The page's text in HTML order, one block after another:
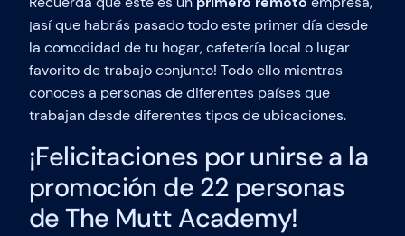
¡así que habrás pasado todo este primer día desde
la comodidad de tu hogar, cafetería local o lugar
favorito de trabajo conjunto! Todo ello mientras
conoces a personas de diferentes países que
trabajan desde diferentes tipos de ubicaciones.
¡Felicitaciones por unirse a la
promoción de 22 personas
de The Mutt Academy!